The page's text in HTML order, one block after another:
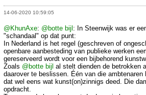
14-06-2020 10:59:05
@KhunAxe: @botte bijl : In Steenwijk was er
"schandaal" op dat punt:
In Nederland is het regel (geschreven of
openbare aanbesteding van publieke werken
gereserveerd wordt voor een bijbehorend
Zoals @botte bijl al stelt dienden de betrokken
daarover te beslissen. Één van die ambtenaren
dat wel eens wat kunst(on)zinnigs deed. Die
opdracht.